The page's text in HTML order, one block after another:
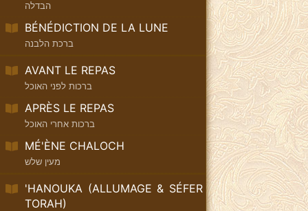
הבדלה
BÉNÉDICTION DE LA LUNE
ברכת הלבנה
AVANT LE REPAS
ברכות לפני האוכל
APRÈS LE REPAS
ברכות אחרי האוכל
MÉ'ÈNE CHALOCH
מעין שלש
'HANOUKA (ALLUMAGE & SÉFER
TORAH)